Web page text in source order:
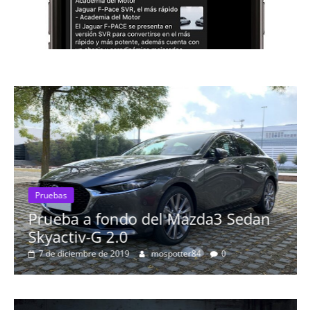
Pruebas
Probamos el Audi Q8 50 TDI: el SUV
más espectacular de la marca
8 de septiembre de 2019 Nacho 0